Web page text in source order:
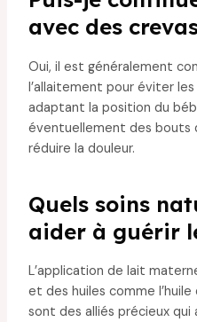
avec des
Oui, il est généralement
l’allaitement pour éviter
adaptant la position du
éventuellement des bouts
réduire la douleur.
Quels soins
aider à guérir
L’application de lait
et des huiles comme
sont des alliés précieux